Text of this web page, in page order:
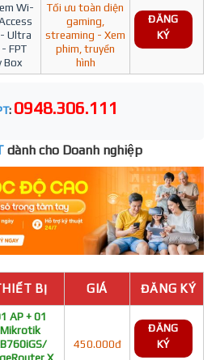
Wi-
Ultra
FPT
Box
Tối ưu toàn diện
gaming,
streaming - Xem
phim, truyền
hình
ĐĂNG
KÝ
: 0948.306.111
dành cho Doanh nghiệp
BỊ GIÁ ĐĂNG KÝ
AP + 01
Mikrotik
X
450.000đ
ĐĂNG
KÝ